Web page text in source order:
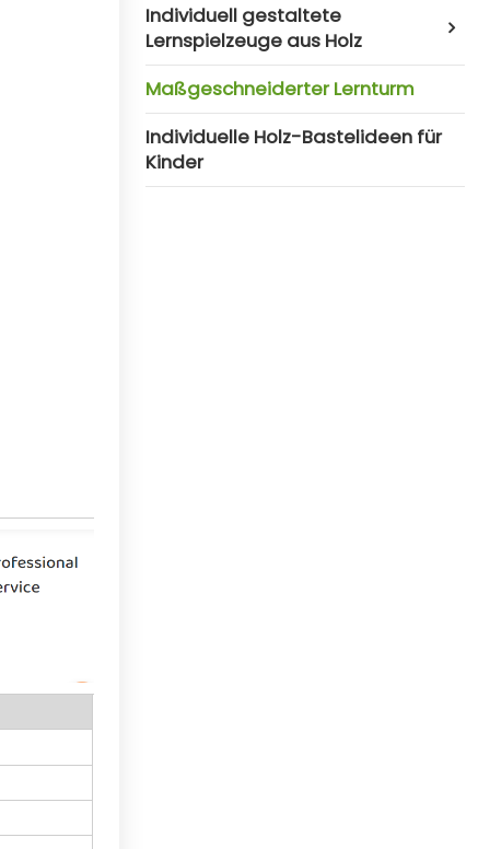
Individuell gestaltete
Lernspielzeuge aus Holz
Maßgeschneiderter Lernturm
Individuelle Holz-Bastelideen für
Kinder